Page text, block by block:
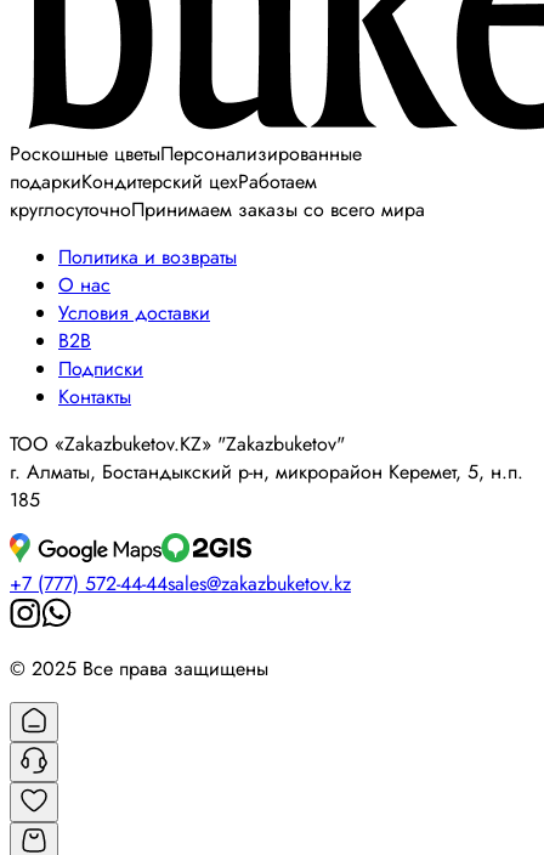
Роскошные цветыПерсонализированные
подаркиКондитерский цехРаботаем
круглосуточноПринимаем заказы со всего мира
Политика и возвраты
О нас
Условия доставки
B2B
Подписки
Контакты
ТОО «Zakazbuketov.KZ» "Zakazbuketov"
г. Алматы, Бостандыкский р-н, микрорайон Керемет, 5, н.п.
185
+7 (777) 572-44-44sales@zakazbuketov.kz
© 2025 Все права защищены